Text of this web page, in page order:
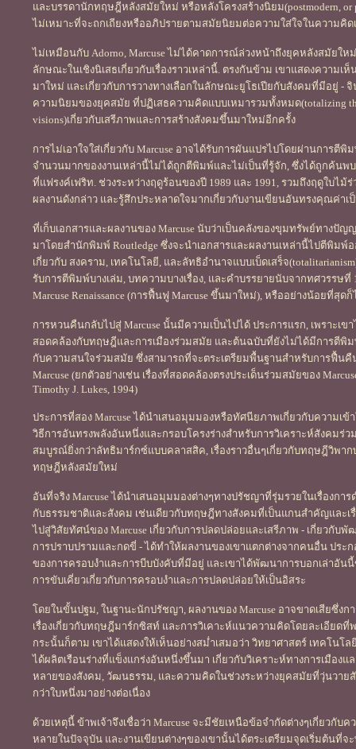
และบรรดานักทฤษฎีหลังสมัยใหม่ หรือหลังโครงสร้างนิยม(postmodern, or
ไม่เหมาะที่จะถกเถียงหรืออภิปรายตามสมัยนิยมต่อความใส่ใจในความคิ
ไม่เหมือนกับ Adorno, Marcuse ไม่ได้คาดการณ์ล่วงหน้าถึงยุคหลังสมัยใ
ลักษณะในเชิงนิเสธเกี่ยวกับเรื่องราวเหล่านี้. ตรงกันข้าม เขาแสดงความเ
มาใหม่ และเกี่ยวกับการวางทางเลือกในลักษณะยูโธเปียกับสังคมที่มีอยู่ -
ความนิยมของยุคสมัย ที่ปฏิเสธความคิดแบบเหมารวมทั้งหมด(totalizing
visions)เกี่ยวกับเสรีภาพและการสร้างสังคมขึ้นมาใหม่อีกครั้ง
การไม่เอาใจใส่เกี่ยวกับ Marcuse อาจได้รับการผันแปรไปโดยผ่านการตี
จำนวนมากของงานเหล่านี้ไม่ได้ถูกตีพิมพ์และไม่เป็นที่รู้จัก, ซึ่งได้ถูกค้นพบใ
ที่แฟรงค์เฟริท. ช่วงระหว่างฤดูร้อนของปี 1989 และ 1991, รวมถึงฤดูใบไม้
ผลงานดังกล่าว และรู้สึกประหลาดใจมากเกี่ยวกับงานเขียนอันทรงคุณค่า
ที่เก็บเอกสารและผลงานของ Marcuse นับว่าเป็นคลังของขุมทรัพย์ทางปั
มาโดยสำนักพิมพ์ Routledge ซึ่งจะนำเอกสารและผลงานเหล่านี้ไปตีพิมพ์
เกี่ยวกับ สงคราม, เทคโนโลยี, และลัทธิอำนาจแบบเบ็ดเสร็จ
รับการตีพิมพ์บางเล่ม, บทความบางเรื่อง, และคำบรรยายนับจากทศวรรษที่
Marcuse Renaissance (การฟื้นฟู Marcuse ขึ้นมาใหม่), หรืออย่างน้อยที่สุด
การหวนคืนกลับไปสู่ Marcuse นั้นมีความเป็นไปได้ ประการแรก, เพราะเ
สอดคล้องกับทฤษฎีและการเมืองร่วมสมัย และต้นฉบับที่ยังไม่ได้มีการตีพิม
กับความสนใจร่วมสมัย ซึ่งสามารถที่จะตระเตรียมพื้นฐานสำหรับการฟื้น
Marcuse (ยกตัวอย่างเช่น เรื่องที่สอดคล้องตรงประเด็นร่วมสมัยของ
Timothy J. Lukes, 1994)
ประการที่สอง Marcuse ได้นำเสนอมุมมองหรือทัศนียภาพเกี่ยวกับความเข้
วิธีการอันทรงพลังอันหนึ่งและกรอบโครงร่างสำหรับการวิเคราะห์สังคมร่
สมบูรณ์ยิ่งกว่าลัทธิมาร์กซ์แบบคลาสสิค, เรื่องราวอื่นๆเกี่ยวกับทฤษฎีวิพา
ทฤษฎีหลังสมัยใหม่
อันที่จริง Marcuse ได้นำเสนอมุมมองต่างๆทางปรัชญาที่รุ่มรวยในเรื่องก
กับธรรมชาติและสังคม เช่นเดียวกับทฤษฎีทางสังคมที่เป็นแกนสำคัญและ
ไปสู่วิสัยทัศน์ของ Marcuse เกี่ยวกับการปลดปล่อยและเสรีภาพ - เกี่ยวกั
การปราบปรามและกดขี่ - ได้ทำให้ผลงานของเขาแตกต่างจากคนอื่น ปร
ของการครอบงำและการบีบบังคับที่มีอยู่ และเขาได้พัฒนาการบอกเล่าอัน
การขับเคี่ยวเกี่ยวกับการครอบงำและการปลดปล่อยให้เป็นอิสระ
โดยในขั้นปฐม, ในฐานะนักปรัชญา, ผลงานของ Marcuse อาจขาดเสียซึ่งก
เรื่องเกี่ยวกับทฤษฎีมาร์กซิสท์ และการวิเคาะห์แนวความคิดโดยละเอียดที่
กระนั้นก็ตาม เขาได้แสดงให้เห็นอย่างสม่ำเสมอว่า วิทยาศาสตร์ เทคโนโ
ได้ผลิตเรือนร่างที่แข็งแกร่งอันหนึ่งขึ้นมา เกี่ยวกับวิเคราะห์ทางการเมือ
หลายของสังคม, วัฒนธรรม, และความคิดในช่วงระหว่างยุคสมัยที่วุ่นวาย
กว่าใบหนึ่งมาอย่างต่อเนื่อง
ด้วยเหตุนี้ ข้าพเจ้าจึงเชื่อว่า Marcuse จะมีชัยเหนือข้อจำกัดต่างๆเกี่ยว
หลายในปัจจุบัน และงานเขียนต่างๆของเขานั้นได้ตระเตรียมจุดเริ่มต้น